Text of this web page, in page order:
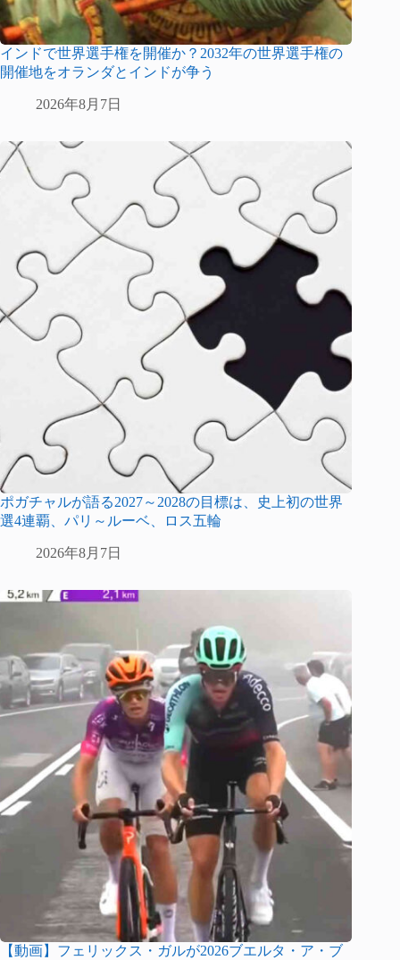
インドで世界選手権を開催か？2032年の世界選手権の
開催地をオランダとインドが争う
2026年8月7日
ポガチャルが語る2027～2028の目標は、史上初の世界
選4連覇、パリ～ルーベ、ロス五輪
2026年8月7日
【動画】フェリックス・ガルが2026ブエルタ・ア・ブ